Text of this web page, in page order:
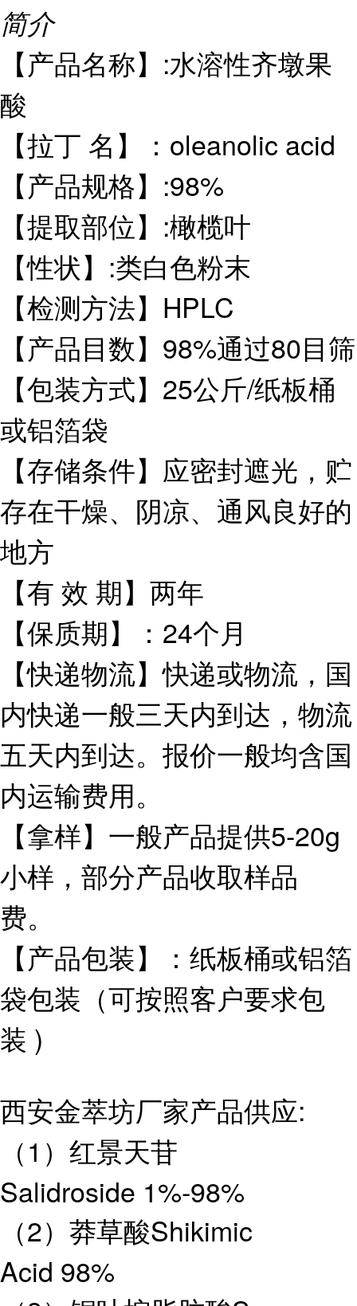
简介
【产品名称】:水溶性齐墩果
酸
【拉丁 名】：oleanolic acid
【产品规格】:98%
【提取部位】:橄榄叶
【性状】:类白色粉末
【检测方法】HPLC
【产品目数】98%通过80目筛
【包装方式】25公斤/纸板桶
或铝箔袋
【存储条件】应密封遮光，贮
存在干燥、阴凉、通风良好的
地方
【有 效 期】两年
【保质期】：24个月
【快递物流】快递或物流，国
内快递一般三天内到达，物流
五天内到达。报价一般均含国
内运输费用。
【拿样】一般产品提供5-20g
小样，部分产品收取样品
费。
【产品包装】：纸板桶或铝箔
袋包装（可按照客户要求包
装 )
西安金萃坊厂家产品供应:
（1）红景天苷
Salidroside 1%-98%
（2）莽草酸Shikimic
Acid 98%